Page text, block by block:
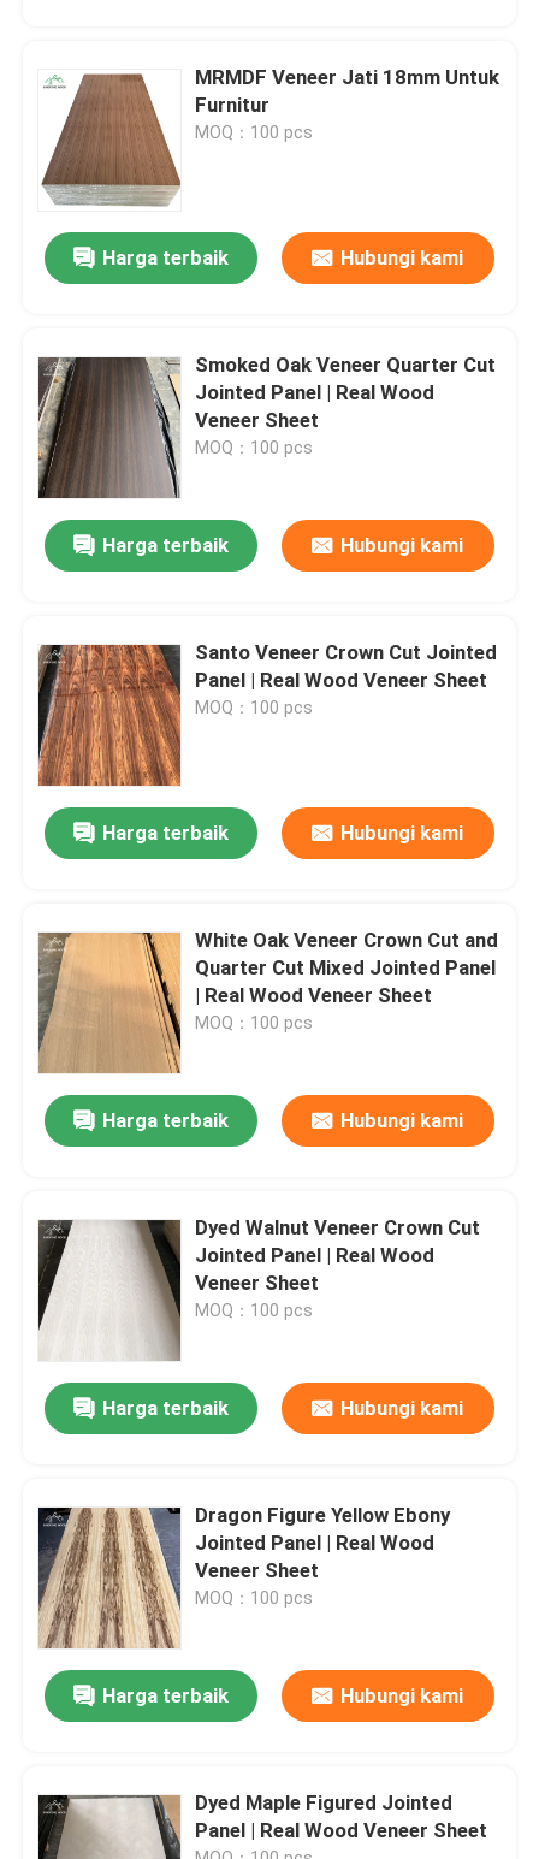
Produk
Video
Tentang Kami
Kontrol Kualitas
Hubungi Kami
Berita
Minta Kutipan
MRMDF Veneer Jati 18mm Untuk
Furnitur
MOQ：100 pcs
Harga terbaik Hubungi kami
Smoked Oak Veneer Quarter Cut
Jointed Panel | Real Wood
Veneer Sheet
MOQ：100 pcs
Harga terbaik Hubungi kami
Santo Veneer Crown Cut Jointed
Panel | Real Wood Veneer Sheet
MOQ：100 pcs
Harga terbaik Hubungi kami
White Oak Veneer Crown Cut and
Quarter Cut Mixed Jointed Panel
| Real Wood Veneer Sheet
MOQ：100 pcs
Harga terbaik Hubungi kami
Dyed Walnut Veneer Crown Cut
Jointed Panel | Real Wood
Veneer Sheet
MOQ：100 pcs
Harga terbaik Hubungi kami
Dragon Figure Yellow Ebony
Jointed Panel | Real Wood
Veneer Sheet
MOQ：100 pcs
Harga terbaik Hubungi kami
Dyed Maple Figured Jointed
Panel | Real Wood Veneer Sheet